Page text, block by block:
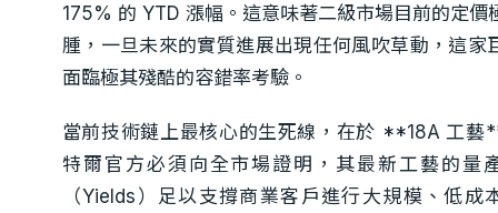
175% 的 YTD 漲幅。這意味著二級市場目前的定價
腫，一旦未來的實質進展出現任何風吹草動，這家
面臨極其殘酷的容錯率考驗。
當前技術鏈上最核心的生死線，在於 **18A 工藝
特爾官方必須向全市場證明，其最新工藝的量
（Yields）足以支撐商業客戶進行大規模、低成